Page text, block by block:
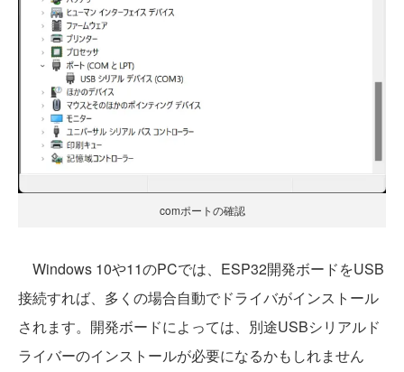
comポートの確認
Windows 10や11のPCでは、ESP32開発ボードをUSB
接続すれば、多くの場合自動でドライバがインストール
されます。開発ボードによっては、別途USBシリアルド
ライバーのインストールが必要になるかもしれません